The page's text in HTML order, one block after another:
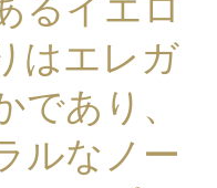
るイエロ
はエレガ
であり、
ルなノー